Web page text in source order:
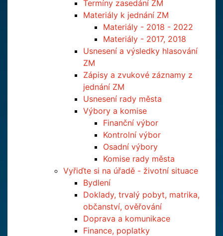
Termíny zasedání ZM
Materiály k jednání ZM
Materiály - 2018 - 2022
Materiály - 2017, 2018
Usnesení a výsledky hlasování
ZM
Zápisy a zvukové záznamy z
jednání ZM
Usnesení rady města
Výbory a komise
Finanční výbor
Kontrolní výbor
Osadní výbory
Komise rady města
Vyřiďte si na úřadě - životní situace
Bydlení
Doklady, trvalý pobyt, matrika,
občanství, ověřování
Doprava a komunikace
Finance, poplatky